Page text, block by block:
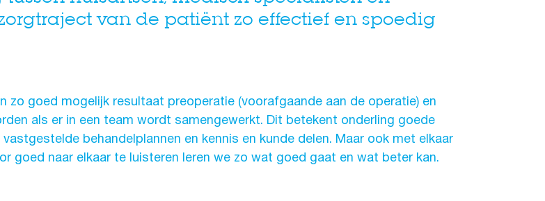
van de patiënt zo effectief en spoedig
zo goed mogelijk resultaat preoperatie (voorafgaande aan de operatie) en
als er in een team wordt samengewerkt. Dit betekent onderling goede
behandelplannen en kennis en kunde delen. Maar ook met elkaar
goed naar elkaar te luisteren leren we zo wat goed gaat en wat beter kan.